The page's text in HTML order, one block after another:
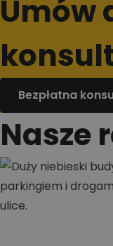
Umów
Bezpłatna
Nasze